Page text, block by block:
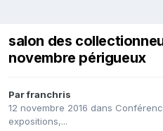
salon des
novembre périgueux
Parfranchris
12 novembre 2016 dans
expositions,...